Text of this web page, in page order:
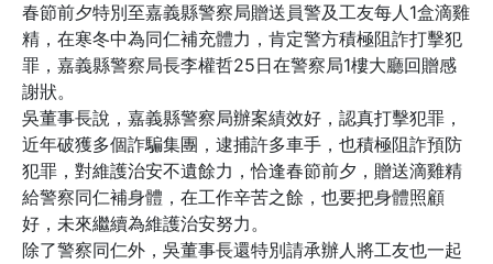
春節前夕特別至嘉義縣警察局贈送員警及工友每人1盒滴雞
精，在寒冬中為同仁補充體力，肯定警方積極阻詐打擊犯
罪，嘉義縣警察局長李權哲25日在警察局1樓大廳回贈感
謝狀。
吳董事長說，嘉義縣警察局辦案績效好，認真打擊犯罪，
近年破獲多個詐騙集團，逮捕許多車手，也積極阻詐預防
犯罪，對維護治安不遺餘力，恰逢春節前夕，贈送滴雞精
給警察同仁補身體，在工作辛苦之餘，也要把身體照顧
好，未來繼續為維護治安努力。
除了警察同仁外，吳董事長還特別請承辦人將工友也一起